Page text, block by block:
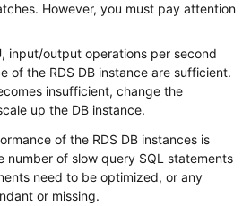
However, you must pay attention
input/output operations per second
of the RDS DB instance are sufficient.
insufficient, change the
up the DB instance.
of the RDS DB instances is
number of slow query SQL statements
need to be optimized, or any
or missing.